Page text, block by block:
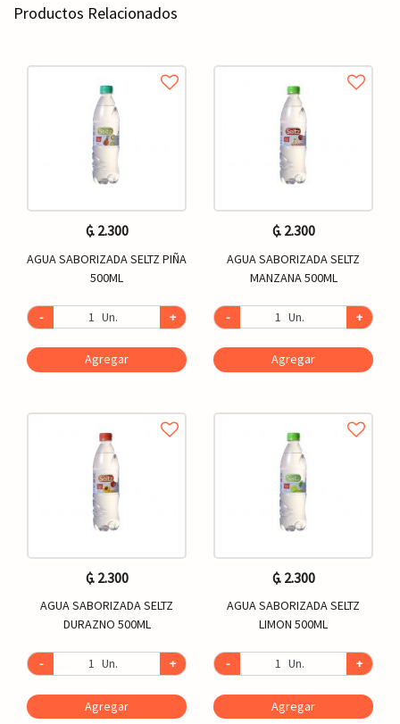
Productos Relacionados
₲. 2.300
AGUA SABORIZADA SELTZ PIÑA
500ML
- Un. +
Agregar
₲. 2.300
AGUA SABORIZADA SELTZ
DURAZNO 500ML
- Un. +
Agregar
₲. 2.300
AGUA SABORIZADA SELTZ
MANZANA 500ML
- Un. +
Agregar
₲. 2.300
AGUA SABORIZADA SELTZ
LIMON 500ML
- Un. +
Agregar